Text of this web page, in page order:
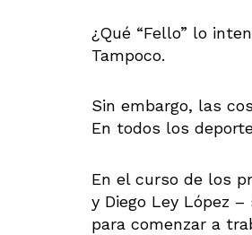
¿Qué “Fello” lo
Tampoco.
Sin embargo, las
En todos los
En el curso de los
y Diego Ley López
para comenzar a